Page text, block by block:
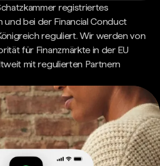
registriertes
bei der Financial Conduct
reguliert. Wir werden von
für Finanzmärkte in der EU
mit regulierten Partnern